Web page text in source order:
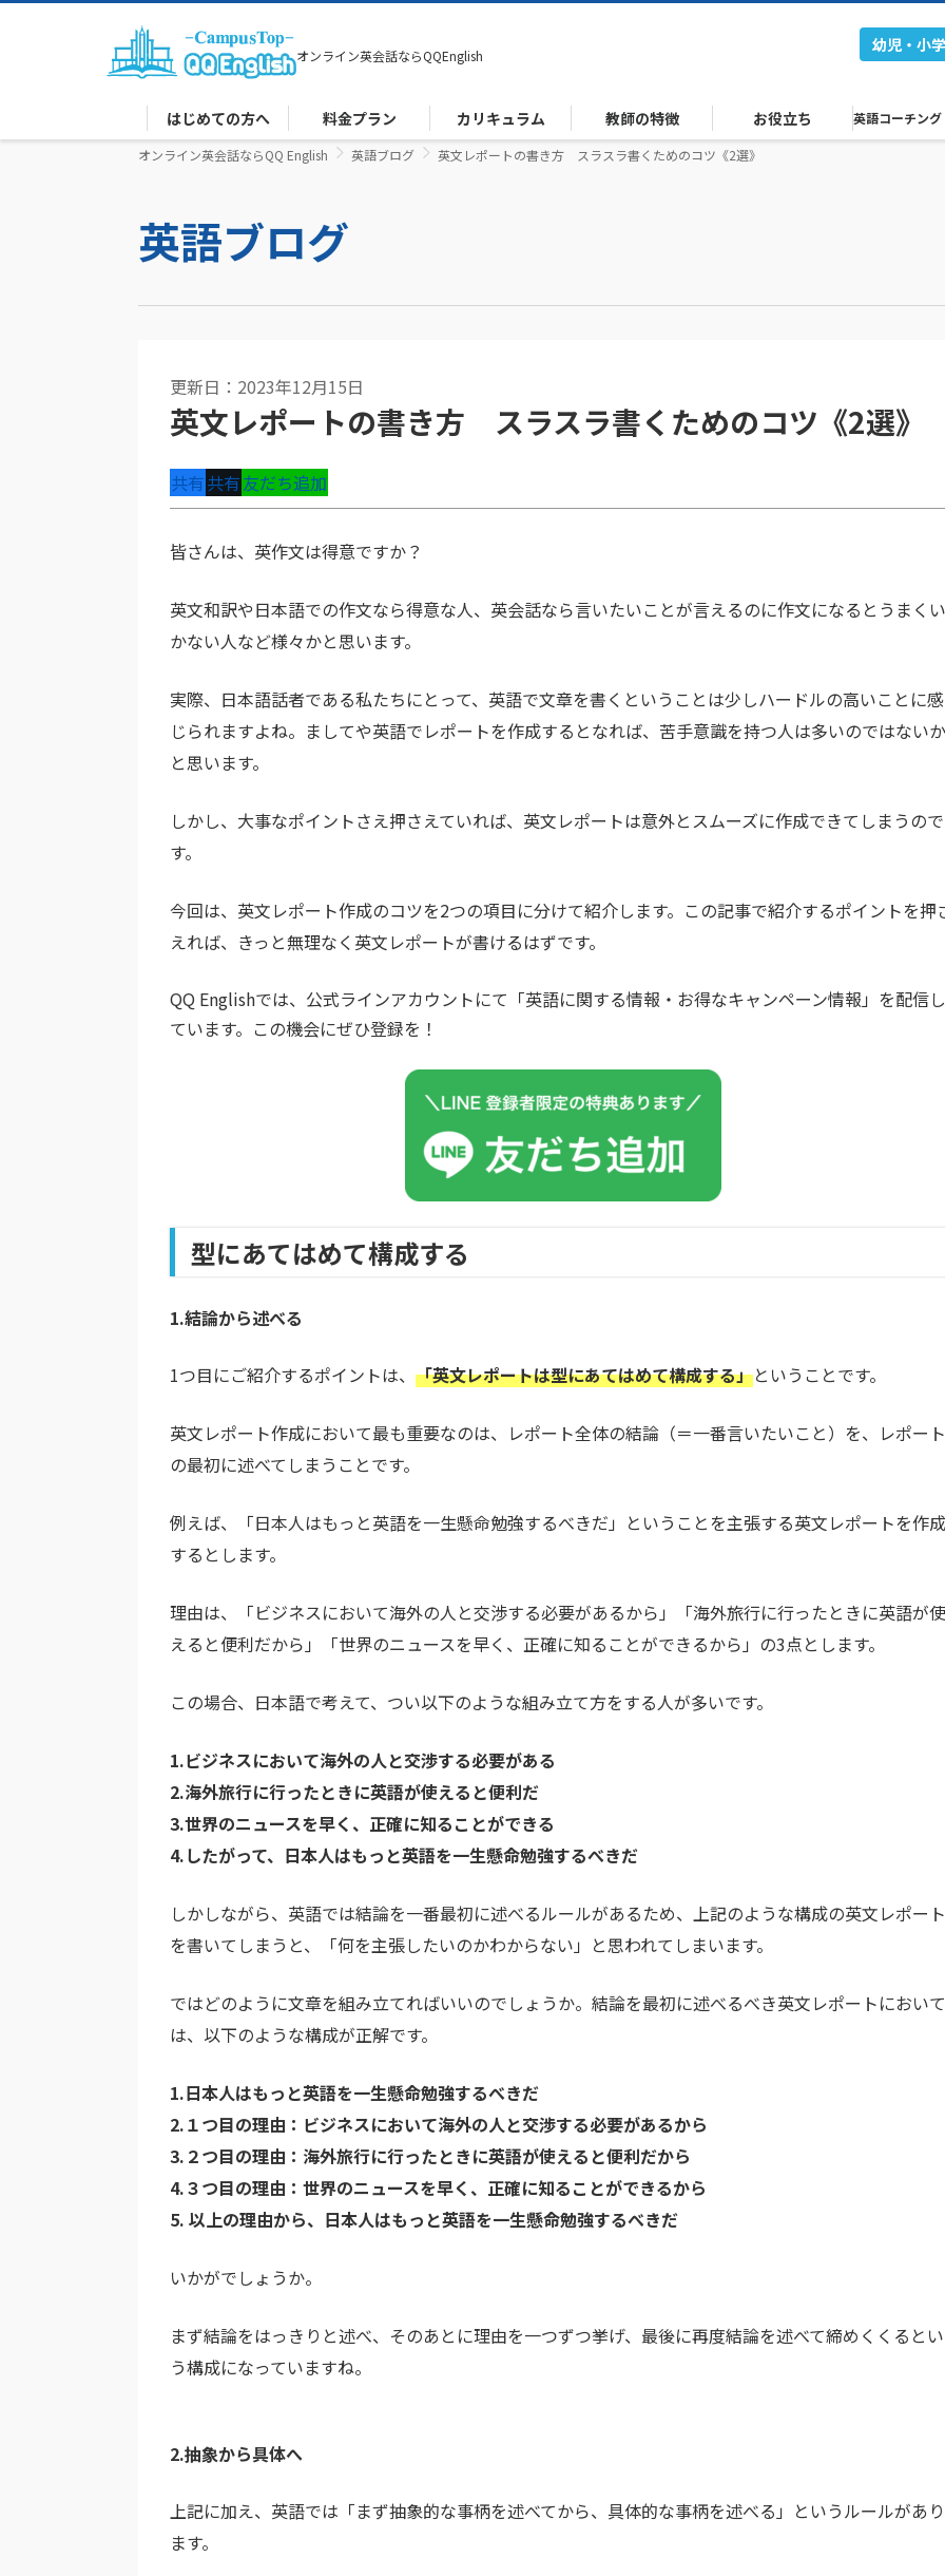
オンライン英会話ならQQEnglish
幼児・小
はじめての方へ 料金プラン カリキュラム 教師の特徴 お役立ち 英語コーチング
オンライン英会話ならQQ English 英語ブログ 英文レポートの書き方 スラスラ書くためのコツ《2選》
英語ブログ
更新日：2023年12月15日
英文レポートの書き方 スラスラ書くためのコツ《2選》
共有共有友だち追加
皆さんは、英作文は得意ですか？
英文和訳や日本語での作文なら得意な人、英会話なら言いたいことが言えるのに作文になるとうまくい
かない人など様々かと思います。
実際、日本語話者である私たちにとって、英語で文章を書くということは少しハードルの高いことに感
じられますよね。ましてや英語でレポートを作成するとなれば、苦手意識を持つ人は多いのではないか
と思います。
しかし、大事なポイントさえ押さえていれば、英文レポートは意外とスムーズに作成できてしまうので
す。
今回は、英文レポート作成のコツを2つの項目に分けて紹介します。この記事で紹介するポイントを押
えれば、きっと無理なく英文レポートが書けるはずです。
QQ Englishでは、公式ラインアカウントにて「英語に関する情報・お得なキャンペーン情報」を配信し
ています。この機会にぜひ登録を！
型にあてはめて構成する
1.結論から述べる
1つ目にご紹介するポイントは、 「英文レポートは型にあてはめて構成する」ということです。
英文レポート作成において最も重要なのは、レポート全体の結論（＝一番言いたいこと）を、レポート
の最初に述べてしまうことです。
例えば、「日本人はもっと英語を一生懸命勉強するべきだ」ということを主張する英文レポートを作成
するとします。
理由は、「ビジネスにおいて海外の人と交渉する必要があるから」「海外旅行に行ったときに英語が使
えると便利だから」「世界のニュースを早く、正確に知ることができるから」の3点とします。
この場合、日本語で考えて、つい以下のような組み立て方をする人が多いです。
1.ビジネスにおいて海外の人と交渉する必要がある
2.海外旅行に行ったときに英語が使えると便利だ
3.世界のニュースを早く、正確に知ることができる
4.したがって、日本人はもっと英語を一生懸命勉強するべきだ
しかしながら、英語では結論を一番最初に述べるルールがあるため、上記のような構成の英文レポート
を書いてしまうと、「何を主張したいのかわからない」と思われてしまいます。
ではどのように文章を組み立てればいいのでしょうか。結論を最初に述べるべき英文レポートにおいて
は、以下のような構成が正解です。
1.日本人はもっと英語を一生懸命勉強するべきだ
2.１つ目の理由：ビジネスにおいて海外の人と交渉する必要があるから
3.２つ目の理由：海外旅行に行ったときに英語が使えると便利だから
4.３つ目の理由：世界のニュースを早く、正確に知ることができるから
5. 以上の理由から、日本人はもっと英語を一生懸命勉強するべきだ
いかがでしょうか。
まず結論をはっきりと述べ、そのあとに理由を一つずつ挙げ、最後に再度結論を述べて締めくくるとい
う構成になっていますね。
2.抽象から具体へ
上記に加え、英語では「まず抽象的な事柄を述べてから、具体的な事柄を述べる」というルールがあり
ます。